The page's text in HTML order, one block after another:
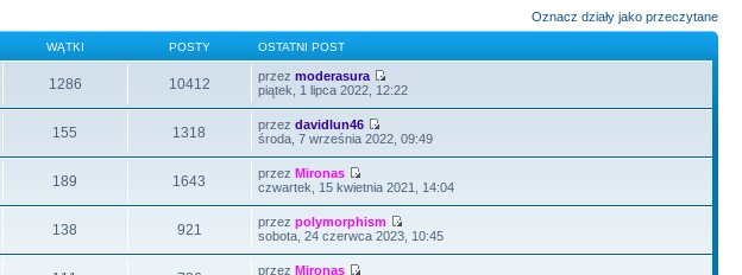
Oznacz działy jako przeczytane
WĄTKI POSTY OSTATNI POST
1286 10412 przezmoderasura
piątek, 1 lipca 2022, 12:22
155 1318 przezdavidlun46
środa, 7 września 2022, 09:49
189 1643 przezMironas
czwartek, 15 kwietnia 2021, 14:04
138 921 przezpolymorphism
sobota, 24 czerwca 2023, 10:45
przezMironas